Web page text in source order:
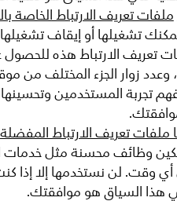
ملفات تعريف الارتباط الخاصة
تشغيلها أو إيقاف
تعريف الارتباط هذه للحصول
وعدد زوار الجزء المختلف
تجربة المستخدمين
ملفات تعريف الارتباط المفضلة
وظائف محسنة مثل خدمات
وقت. لن نستخدمها إلا إذا
السياق هو موافقتك.